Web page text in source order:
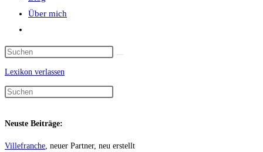
Über mich
Suche
umschalten
Lexikon verlassen
Neuste Beiträge:
Villefranche, neuer Partner, neu erstellt